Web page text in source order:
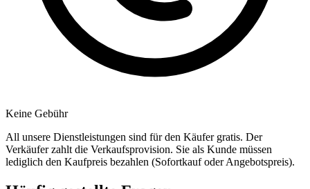
Keine Gebühr
All unsere Dienstleistungen sind für den Käufer gratis. Der
Verkäufer zahlt die Verkaufsprovision. Sie als Kunde müssen
lediglich den Kaufpreis bezahlen (Sofortkauf oder Angebotspreis).